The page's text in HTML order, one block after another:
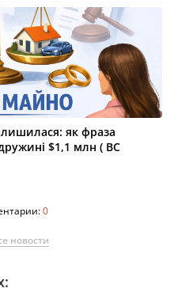
як фраза
$1,1 млн ( ВС
0
новости